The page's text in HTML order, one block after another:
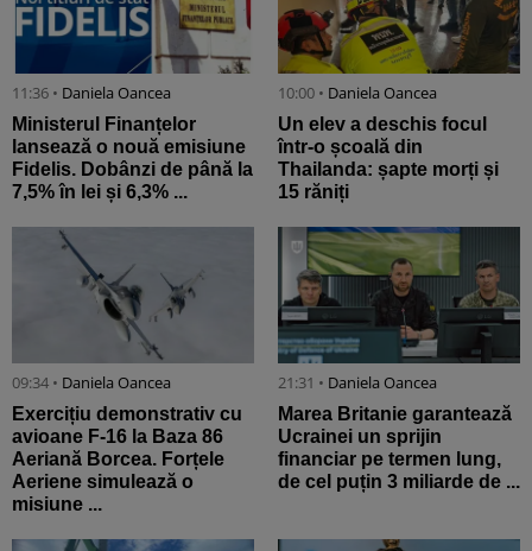
11:36 • Daniela Oancea
Ministerul Finanțelor
lansează o nouă emisiune
Fidelis. Dobânzi de până la
7,5% în lei și 6,3% ...
10:00 • Daniela Oancea
Un elev a deschis focul
într-o școală din
Thailanda: șapte morți și
15 răniți
09:34 • Daniela Oancea
Exercițiu demonstrativ cu
avioane F-16 la Baza 86
Aeriană Borcea. Forțele
Aeriene simulează o
misiune ...
21:31 • Daniela Oancea
Marea Britanie garantează
Ucrainei un sprijin
financiar pe termen lung,
de cel puțin 3 miliarde de ...